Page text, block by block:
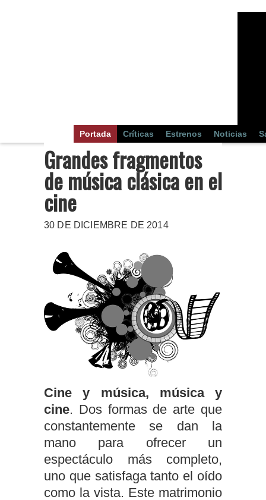
Portada Críticas Estrenos Noticias
Grandes fragmentos
de música clásica en el
cine
30 DE DICIEMBRE DE 2014
Cine y música, música y
cine. Dos formas de arte que
constantemente se dan la
mano para ofrecer un
espectáculo más completo,
uno que satisfaga tanto el oído
como la vista. Este matrimonio